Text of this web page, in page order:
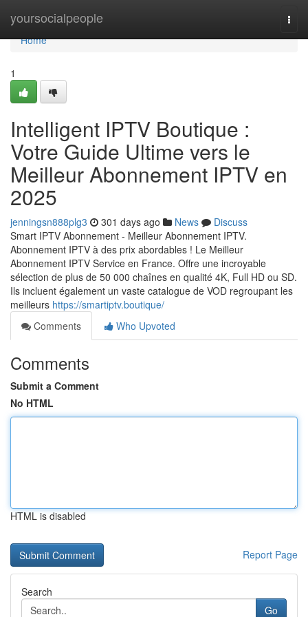
yoursocialpeople
Home
Home
1
Intelligent IPTV Boutique :
Votre Guide Ultime vers le
Meilleur Abonnement IPTV en
2025
jenningsn888plg3 301 days ago News
Discuss
Smart IPTV Abonnement - Meilleur Abonnement IPTV.
Abonnement IPTV à des prix abordables ! Le Meilleur
Abonnement IPTV Service en France. Offre une incroyable
sélection de plus de 50 000 chaînes en qualité 4K, Full HD ou SD.
Ils incluent également un vaste catalogue de VOD regroupant les
meilleurs https://smartiptv.boutique/
Comments
Who Upvoted
Comments
Submit a Comment
No HTML
HTML is disabled
Report Page
Search
Go